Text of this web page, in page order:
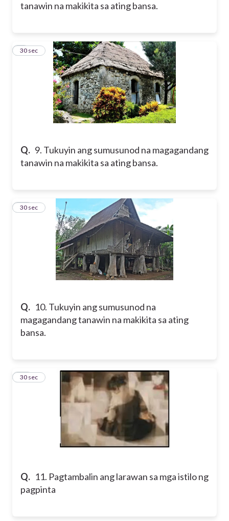
tanawin na makikita sa ating bansa.
Q. 9. Tukuyin ang sumusunod na magagandang
tanawin na makikita sa ating bansa.
9
30 sec
Q. 10. Tukuyin ang sumusunod na
magagandang tanawin na makikita sa ating
bansa.
10
30 sec
Q. 11. Pagtambalin ang larawan sa mga istilo ng
pagpinta
11
30 sec